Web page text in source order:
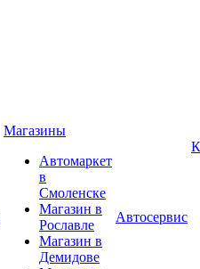
Магазины
Автомаркет
в
Смоленске
Магазин в
Рославле
Магазин в
Демидове
Автосервис